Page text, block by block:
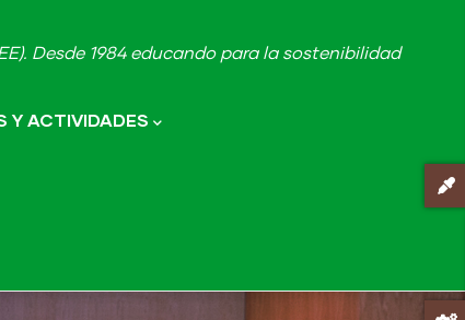
Desde 1984 educando para la sostenibilidad
Y ACTIVIDADES